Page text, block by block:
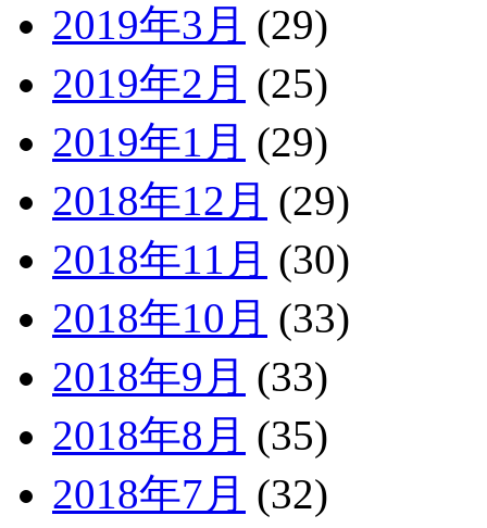
2019年3月 (29)
2019年2月 (25)
2019年1月 (29)
2018年12月 (29)
2018年11月 (30)
2018年10月 (33)
2018年9月 (33)
2018年8月 (35)
2018年7月 (32)